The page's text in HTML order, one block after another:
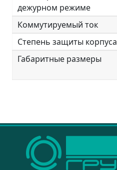
дежурном режиме
Коммутируемый ток
Степень защиты корпуса
Габаритные размеры